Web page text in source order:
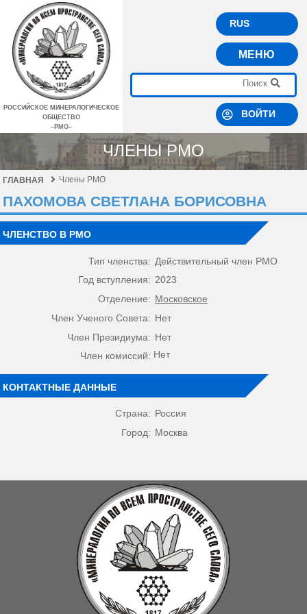
РОССИЙСКОЕ МИНЕРАЛОГИЧЕСКОЕ
ОБЩЕСТВО
–РМО–
RUS
МЕНЮ
ВОЙТИ
ЧЛЕНЫ РМО
ГЛАВНАЯ Члены РМО
ПАХОМОВА СВЕТЛАНА БОРИСОВНА
ЧЛЕНСТВО В РМО
Тип членства: Действительный член РМО
Год вступления: 2023
Отделение: Московское
Член Ученого Совета: Нет
Член Президиума: Нет
Член комиссий: Нет
КОНТАКТНЫЕ ДАННЫЕ
Страна: Россия
Город: Москва